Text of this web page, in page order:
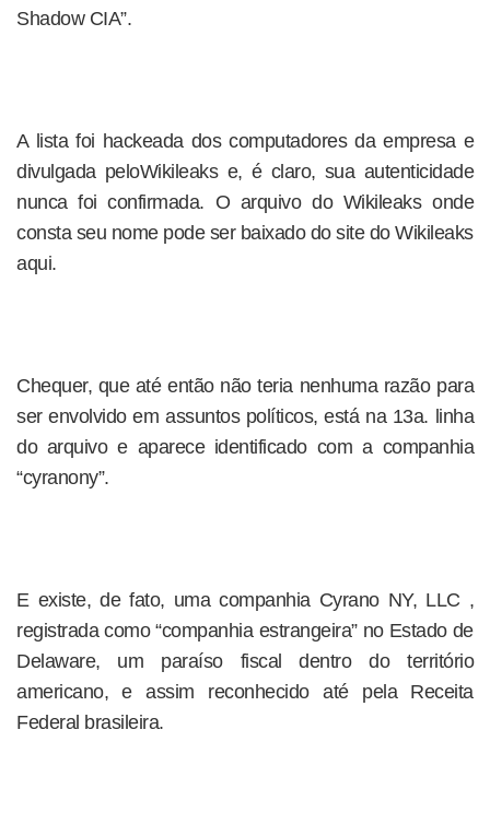
Shadow CIA”.
A lista foi hackeada dos computadores da empresa e
divulgada peloWikileaks e, é claro, sua autenticidade
nunca foi confirmada. O arquivo do Wikileaks onde
consta seu nome pode ser baixado do site do Wikileaks
aqui.
Chequer, que até então não teria nenhuma razão para
ser envolvido em assuntos políticos, está na 13a. linha
do arquivo e aparece identificado com a companhia
“cyranony”.
E existe, de fato, uma companhia Cyrano NY, LLC ,
registrada como “companhia estrangeira” no Estado de
Delaware, um paraíso fiscal dentro do território
americano, e assim reconhecido até pela Receita
Federal brasileira.